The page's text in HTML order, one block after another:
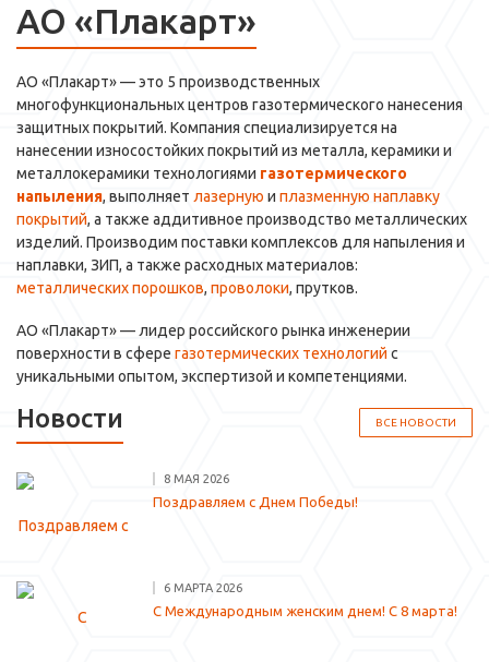
АО «Плакарт»
АО «Плакарт» — это 5 производственных
многофункциональных центров газотермического нанесения
защитных покрытий. Компания специализируется на
нанесении износостойких покрытий из металла, керамики и
металлокерамики технологиями газотермического
напыления, выполняет лазерную и плазменную наплавку
покрытий, а также аддитивное производство металлических
изделий. Производим поставки комплексов для напыления и
наплавки, ЗИП, а также расходных материалов:
металлических порошков, проволоки, прутков.
АО «Плакарт» — лидер российского рынка инженерии
поверхности в сфере газотермических технологийс
уникальными опытом, экспертизой и компетенциями.
ВСЕ НОВОСТИ
Новости
8 МАЯ 2026
Поздравляем с Днем Победы!
6 МАРТА 2026
С Международным женским днем! С 8 марта!